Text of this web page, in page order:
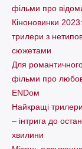
фільми про
Кіноновинки
трилери з
сюжетами
Для
фільми про
ENDом
Найкращі
– інтрига до
хвилини